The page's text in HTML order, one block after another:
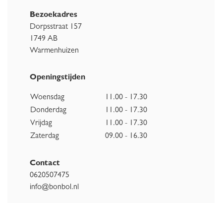
Bezoekadres
Dorpsstraat 157
1749 AB
Warmenhuizen
Openingstijden
Woensdag
11.00 - 17.30
Donderdag
11.00 - 17.30
Vrijdag
11.00 - 17.30
Zaterdag
09.00 - 16.30
Contact
0620507475
info@bonbol.nl